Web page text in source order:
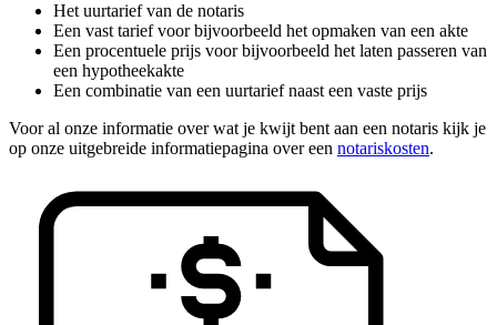
Het uurtarief van de notaris
Een vast tarief voor bijvoorbeeld het opmaken van een akte
Een procentuele prijs voor bijvoorbeeld het laten passeren van
een hypotheekakte
Een combinatie van een uurtarief naast een vaste prijs
Voor al onze informatie over wat je kwijt bent aan een notaris kijk je
op onze uitgebreide informatiepagina over een notariskosten.